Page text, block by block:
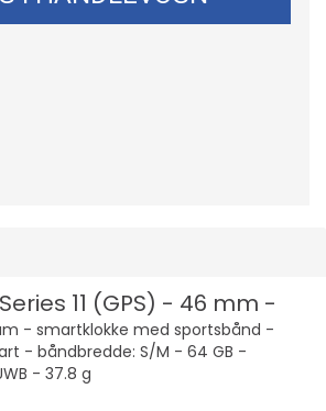
11 (GPS) - 46 mm -
- smartklokke med sportsbånd -
- båndbredde: S/M - 64 GB -
- 37.8 g